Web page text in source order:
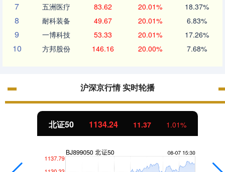
7 五洲医疗 83.62 20.01% 18.37%
8 耐科装备 49.67 20.01% 6.83%
9 一博科技 53.33 20.01% 17.26%
10 方邦股份 146.16 20.00% 7.68%
沪深京行情 实时轮播
北证50 1134.24 11.37 1.01%